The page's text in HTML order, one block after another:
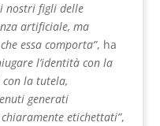
nostri figli delle
artificiale, ma
essa comporta”, ha
l’identità con la
la tutela,
generati
etichettati”,